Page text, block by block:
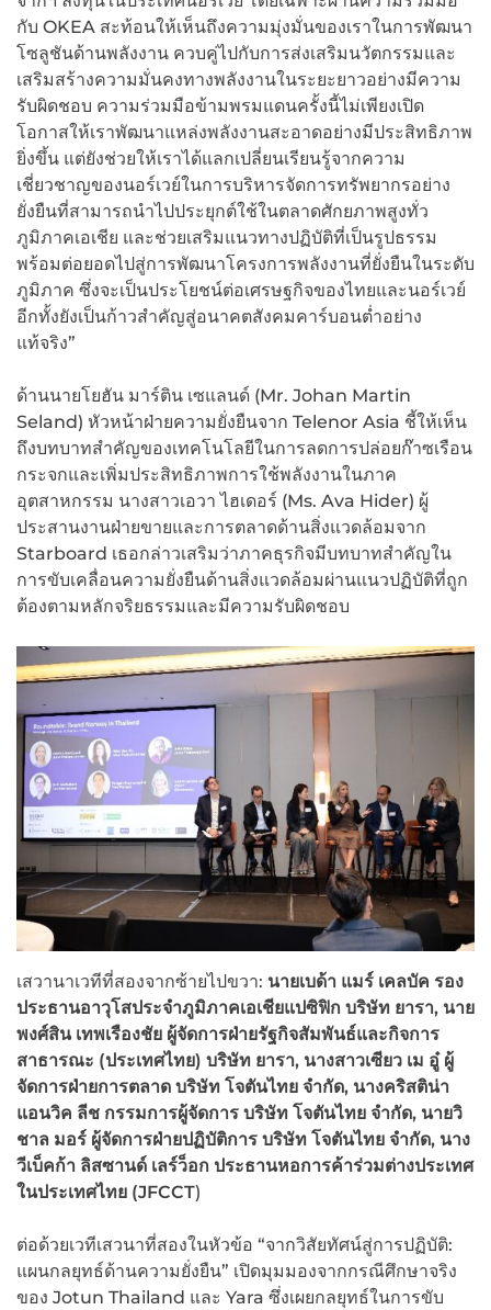
กับ OKEA สะท้อนให้เห็นถึงความมุ่งมั่นของเราในการพัฒนา
โซลูชันด้านพลังงาน ควบคู่ไปกับการส่งเสริมนวัตกรรมและ
เสริมสร้างความมั่นคงทางพลังงานในระยะยาวอย่างมีความ
รับผิดชอบ ความร่วมมือข้ามพรมแดนครั้งนี้ไม่เพียงเปิด
โอกาสให้เราพัฒนาแหล่งพลังงานสะอาดอย่างมีประสิทธิภาพ
ยิ่งขึ้น แต่ยังช่วยให้เราได้แลกเปลี่ยนเรียนรู้จากความ
เชี่ยวชาญของนอร์เวย์ในการบริหารจัดการทรัพยากรอย่าง
ยั่งยืนที่สามารถนำไปประยุกต์ใช้ในตลาดศักยภาพสูงทั่ว
ภูมิภาคเอเชีย และช่วยเสริมแนวทางปฏิบัติที่เป็นรูปธรรม
พร้อมต่อยอดไปสู่การพัฒนาโครงการพลังงานที่ยั่งยืนในระดับ
ภูมิภาค ซึ่งจะเป็นประโยชน์ต่อเศรษฐกิจของไทยและนอร์เวย์
อีกทั้งยังเป็นก้าวสำคัญสู่อนาคตสังคมคาร์บอนต่ำอย่าง
แท้จริง”
ด้านนายโยฮัน มาร์ติน เซแลนด์ (Mr. Johan Martin
Seland) หัวหน้าฝ่ายความยั่งยืนจาก Telenor Asia ชี้ให้เห็น
ถึงบทบาทสำคัญของเทคโนโลยีในการลดการปล่อยก๊าซเรือน
กระจกและเพิ่มประสิทธิภาพการใช้พลังงานในภาค
อุตสาหกรรม นางสาวเอวา ไฮเดอร์ (Ms. Ava Hider) ผู้
ประสานงานฝ่ายขายและการตลาดด้านสิ่งแวดล้อมจาก
Starboard เธอกล่าวเสริมว่าภาคธุรกิจมีบทบาทสำคัญใน
การขับเคลื่อนความยั่งยืนด้านสิ่งแวดล้อมผ่านแนวปฏิบัติที่ถูก
ต้องตามหลักจริยธรรมและมีความรับผิดชอบ
เสวานาเวทีที่สองจากซ้ายไปขวา: นายเบด้า แมร์ เคลบัค รอง
ประธานอาวุโสประจำภูมิภาคเอเชียแปซิฟิก บริษัท ยารา, นาย
พงศ์สิน เทพเรืองชัย ผู้จัดการฝ่ายรัฐกิจสัมพันธ์และกิจการ
สาธารณะ (ประเทศไทย) บริษัท ยารา, นางสาวเซียว เม อู๋ ผู้
จัดการฝ่ายการตลาด บริษัท โจตันไทย จำกัด, นางคริสติน่า
แอนวิค ลีช กรรมการผู้จัดการ บริษัท โจตันไทย จำกัด, นายวิ
ชาล มอร์ ผู้จัดการฝ่ายปฏิบัติการ บริษัท โจตันไทย จำกัด, นาง
วีเบ็คก้า ลิสซานด์ เลร์ว็อก ประธานหอการค้าร่วมต่างประเทศ
ในประเทศไทย (JFCCT)
ต่อด้วยเวทีเสวนาที่สองในหัวข้อ “จากวิสัยทัศน์สู่การปฏิบัติ:
แผนกลยุทธ์ด้านความยั่งยืน” เปิดมุมมองจากกรณีศึกษาจริง
ของ Jotun Thailand และ Yara ซึ่งเผยกลยุทธ์ในการขับ